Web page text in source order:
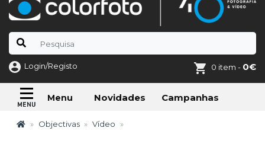
Login/Registo 0 item - 0€
Menu Novidades Campanhas
Objectivas Vídeo